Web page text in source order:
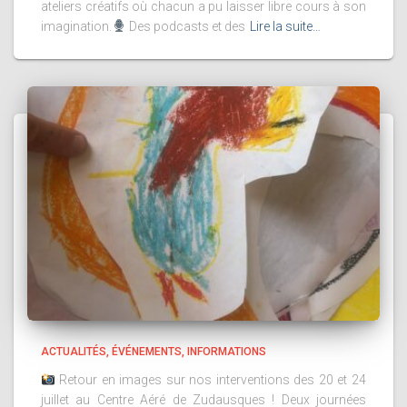
ateliers créatifs où chacun a pu laisser libre cours à son
imagination.
Des podcasts et des Lire la suite…
ACTUALITÉS ÉVÉNEMENTS INFORMATIONS
Retour en images sur nos interventions des 20 et 24
juillet au Centre Aéré de Zudausques ! Deux journées